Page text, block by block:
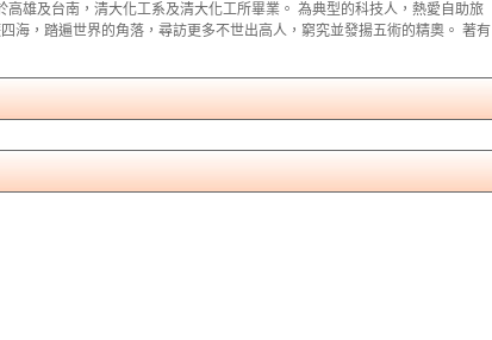
高雄及台南，清大化工系及清大化工所畢業。 為典型的科技人，熱愛自助旅
海，踏遍世界的角落，尋訪更多不世出高人，窮究並發揚五術的精奧。 著有